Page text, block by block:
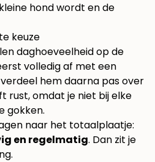
hond wordt en de
keuze
daghoeveelheid op de
volledig af met een
hem daarna pas over
rust, omdat je niet bij elke
gokken.
naar het totaalplaatje:
en regelmatig. Dan zit je